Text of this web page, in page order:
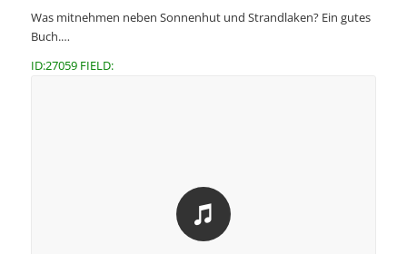
Was mitnehmen neben Sonnenhut und Strandlaken? Ein gutes
Buch.…
ID:27059 FIELD: